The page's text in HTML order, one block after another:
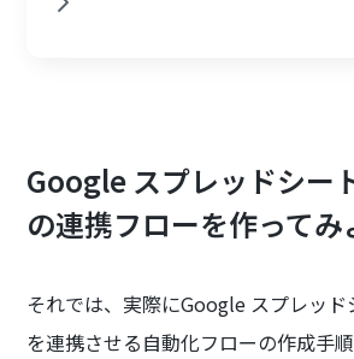
Google スプレッドシー
の連携フローを作ってみ
それでは、実際にGoogle スプレッド
を連携させる自動化フローの作成手順